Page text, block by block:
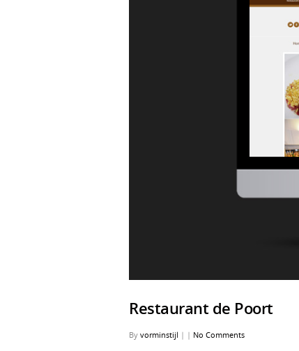
Restaurant de Poort
By vorminstijl | | No Comments